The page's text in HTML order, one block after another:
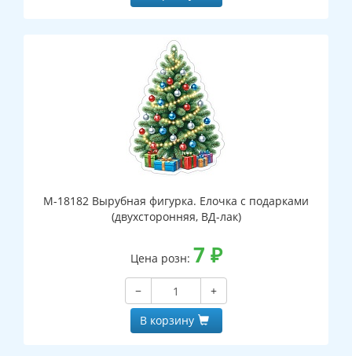
М-18182 Вырубная фигурка. Елочка с подарками
(двухсторонняя, ВД-лак)
Цена розн: 7 ₽
−
+
В корзину